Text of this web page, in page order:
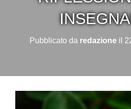
Pubblicato da redazioneil